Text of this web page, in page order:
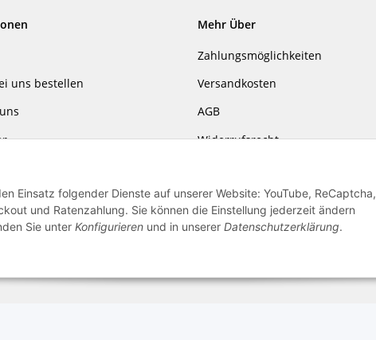
Einsatz folgender Dienste auf unserer Website: YouTube, ReCaptcha,
und Ratenzahlung. Sie können die Einstellung jederzeit ändern
Sie unter Konfigurieren und in unserer Datenschutzerklärung.
uns bestellen
Mehr Über
Zahlungsmöglichkeiten
Versandkosten
AGB
Widerrufsrecht